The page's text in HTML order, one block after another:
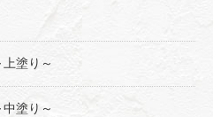
塗り～
塗り～